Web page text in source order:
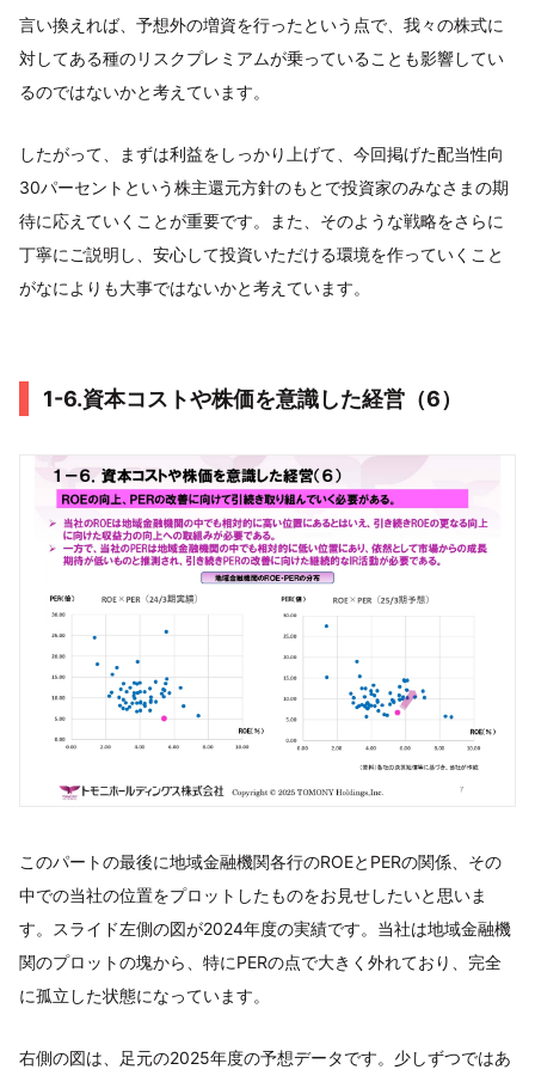
言い換えれば、予想外の増資を行ったという点で、我々の株式に
対してある種のリスクプレミアムが乗っていることも影響してい
るのではないかと考えています。
したがって、まずは利益をしっかり上げて、今回掲げた配当性向
30パーセントという株主還元方針のもとで投資家のみなさまの期
待に応えていくことが重要です。また、そのような戦略をさらに
丁寧にご説明し、安心して投資いただける環境を作っていくこと
がなによりも大事ではないかと考えています。
1-6.資本コストや株価を意識した経営（6）
このパートの最後に地域金融機関各行のROEとPERの関係、その
中での当社の位置をプロットしたものをお見せしたいと思いま
す。スライド左側の図が2024年度の実績です。当社は地域金融機
関のプロットの塊から、特にPERの点で大きく外れており、完全
に孤立した状態になっています。
右側の図は、足元の2025年度の予想データです。少しずつではあ